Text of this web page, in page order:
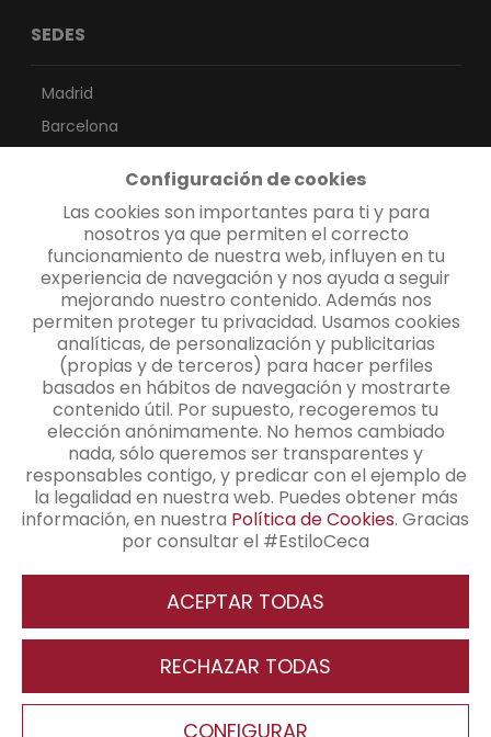
SEDES
Madrid
Barcelona
Valencia
Las Palmas
Santa Cruz de Tenerife
CONTACTO
Contacto
+34 91 345 48 25
info@cecamagan.com
Pie de página
Política de Privacidad
Configuración de cookies
Las cookies son importantes para ti y para
nosotros ya que permiten el correcto
funcionamiento de nuestra web, influyen en tu
experiencia de navegación y nos ayuda a seguir
mejorando nuestro contenido. Además nos
permiten proteger tu privacidad. Usamos cookies
analíticas, de personalización y publicitarias
(propias y de terceros) para hacer perfiles
basados en hábitos de navegación y mostrarte
contenido útil. Por supuesto, recogeremos tu
elección anónimamente. No hemos cambiado
nada, sólo queremos ser transparentes y
responsables contigo, y predicar con el ejemplo de
la legalidad en nuestra web. Puedes obtener más
información, en nuestra Política de Cookies. Gracias
por consultar el #EstiloCeca
ACEPTAR TODAS
Revocar consentimiento
RECHAZAR TODAS
CONFIGURAR